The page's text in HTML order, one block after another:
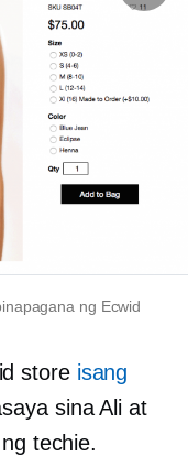
ng Ecwid
store isang
sina Ali at
techie.